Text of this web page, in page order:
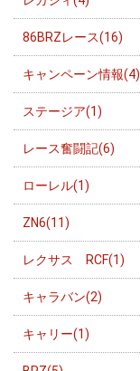
86BRZレース(16)
キャンペーン情報(4)
ステージア(1)
レース奮闘記(6)
ローレル(1)
ZN6(11)
レクサス RCF(1)
キャラバン(2)
キャリー(1)